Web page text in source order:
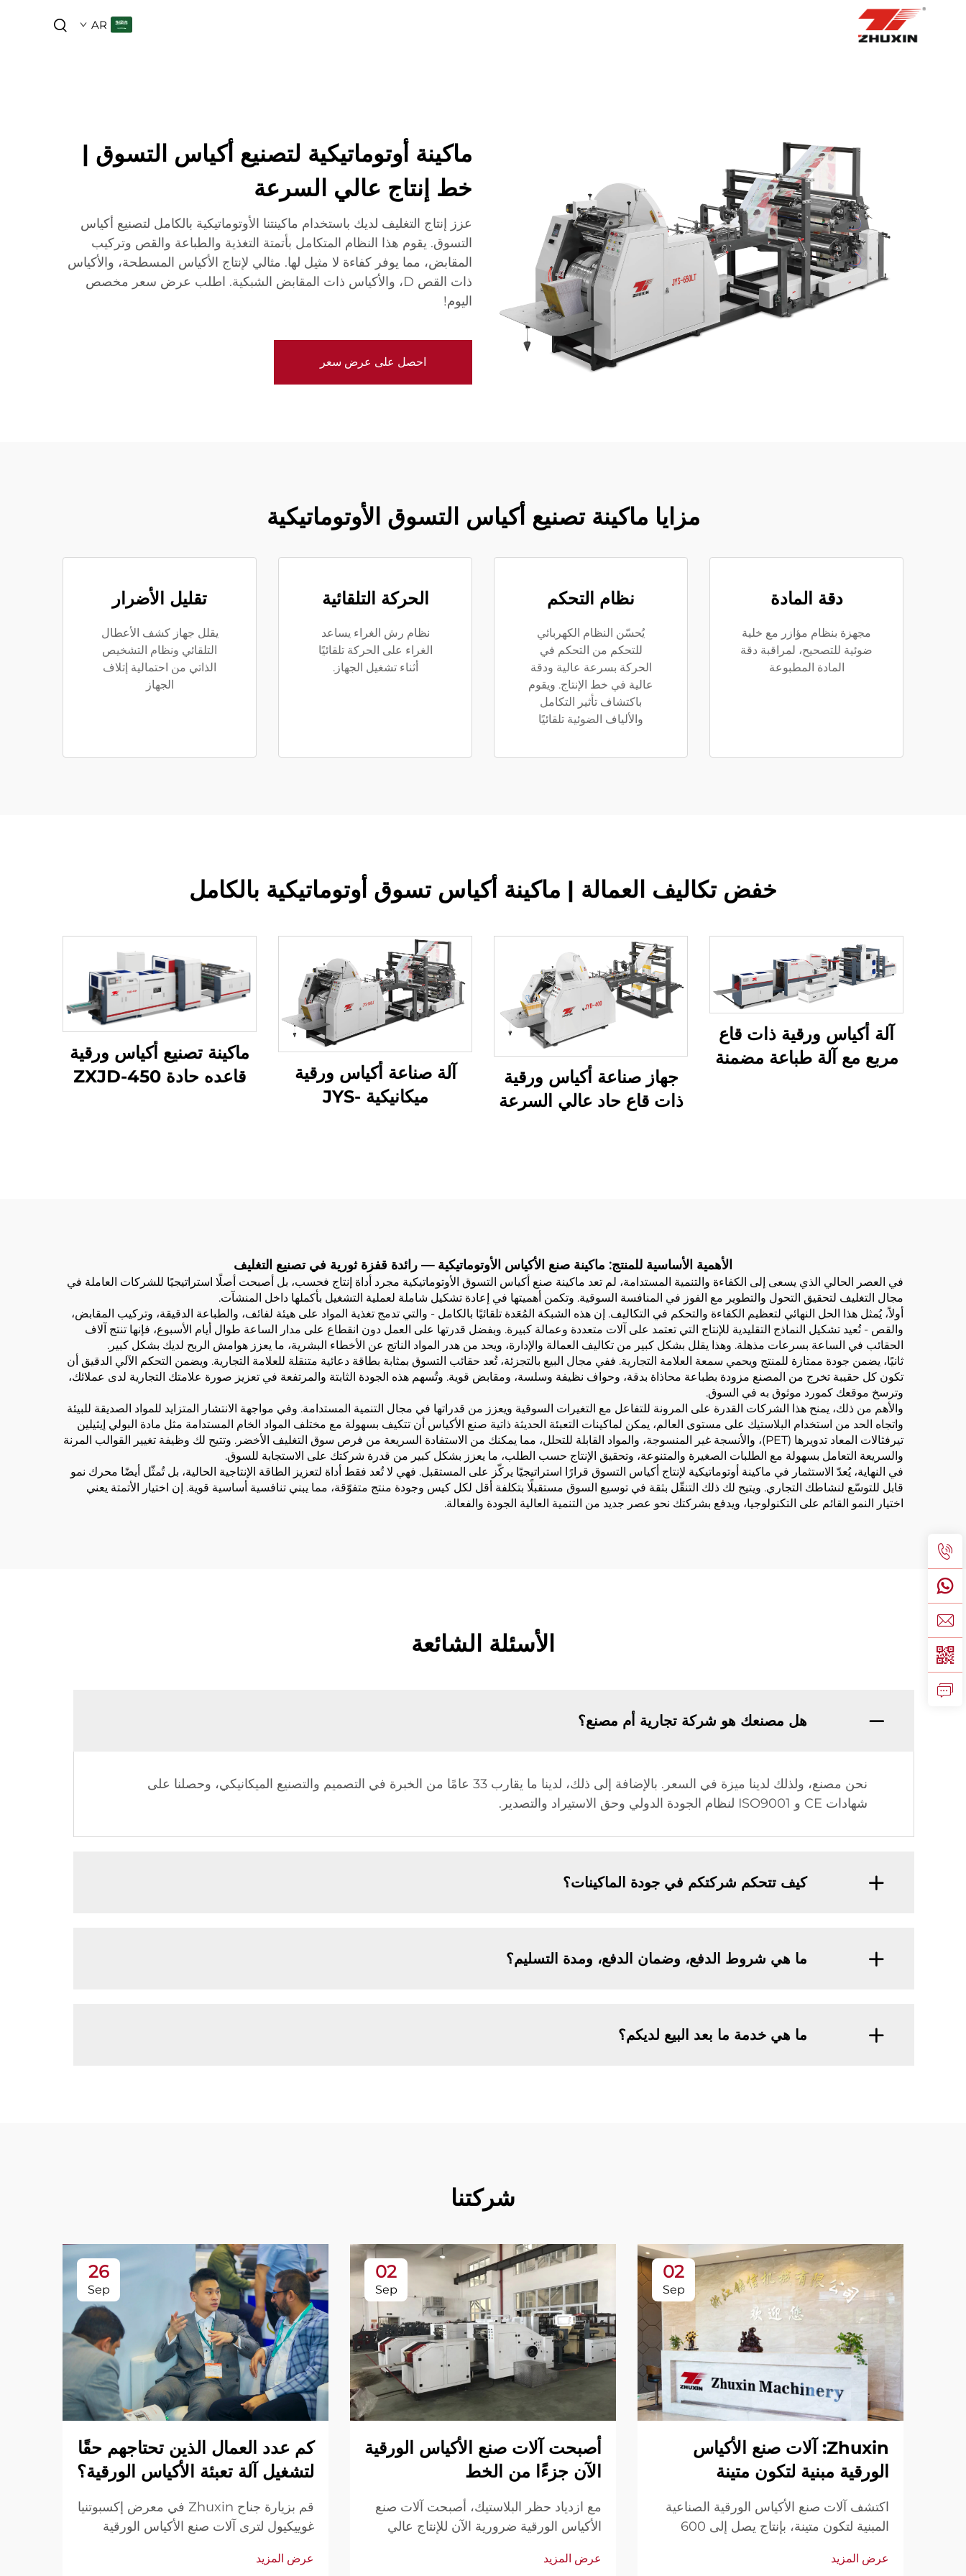
AR
ماكينة أوتوماتيكية لتصنيع أكياس التسوق |
خط إنتاج عالي السرعة
عزز إنتاج التغليف لديك باستخدام ماكينتنا الأوتوماتيكية بالكامل لتصنيع أكياس
التسوق. يقوم هذا النظام المتكامل بأتمتة التغذية والطباعة والقص وتركيب
المقابض، مما يوفر كفاءة لا مثيل لها. مثالي لإنتاج الأكياس المسطحة، والأكياس
ذات القص D، والأكياس ذات المقابض الشبكية. اطلب عرض سعر مخصص
اليوم!
احصل على عرض سعر
مزايا ماكينة تصنيع أكياس التسوق الأوتوماتيكية
دقة المادة
مجهزة بنظام مؤازر مع خلية
ضوئية للتصحيح، لمراقبة دقة
المادة المطبوعة
نظام التحكم
يُحسّن النظام الكهربائي
للتحكم من التحكم في
الحركة بسرعة عالية ودقة
عالية في خط الإنتاج. ويقوم
باكتشاف تأثير التكامل
والألياف الضوئية تلقائيًا
الحركة التلقائية
نظام رش الغراء يساعد
الغراء على الحركة تلقائيًا
أثناء تشغيل الجهاز.
تقليل الأضرار
يقلل جهاز كشف الأعطال
التلقائي ونظام التشخيص
الذاتي من احتمالية إتلاف
الجهاز
خفض تكاليف العمالة | ماكينة أكياس تسوق أوتوماتيكية بالكامل
آلة أكياس ورقية ذات قاع
مربع مع آلة طباعة مضمنة
جهاز صناعة أكياس ورقية
ذات قاع حاد عالي السرعة
آلة صناعة أكياس ورقية
ميكانيكية JYS-
ماكينة تصنيع أكياس ورقية
قاعده حادة ZXJD-450
الأهمية الأساسية للمنتج: ماكينة صنع الأكياس الأوتوماتيكية — رائدة قفزة ثورية في تصنيع التغليف
في العصر الحالي الذي يسعى إلى الكفاءة والتنمية المستدامة، لم تعد ماكينة صنع أكياس التسوق الأوتوماتيكية مجرد أداة إنتاج فحسب، بل أصبحت أصلًا استراتيجيًا للشركات العاملة في
مجال التغليف لتحقيق التحول والتطوير مع الفوز في المنافسة السوقية. وتكمن أهميتها في إعادة تشكيل شاملة لعملية التشغيل بأكملها داخل المنشآت.
أولاً، يُمثل هذا الحل النهائي لتعظيم الكفاءة والتحكم في التكاليف. إن هذه الشبكة المُعَدة تلقائيًا بالكامل - والتي تدمج تغذية المواد على هيئة لفائف، والطباعة الدقيقة، وتركيب المقابض،
والقص - تُعيد تشكيل النماذج التقليدية للإنتاج التي تعتمد على آلات متعددة وعمالة كبيرة. وبفضل قدرتها على العمل دون انقطاع على مدار الساعة طوال أيام الأسبوع، فإنها تنتج آلاف
الحقائب في الساعة بسرعات مذهلة. وهذا يقلل بشكل كبير من تكاليف العمالة والإدارة، ويحد من هدر المواد الناتج عن الأخطاء البشرية، ما يعزز هوامش الربح لديك بشكل كبير.
ثانيًا، يضمن جودة ممتازة للمنتج ويحمي سمعة العلامة التجارية. ففي مجال البيع بالتجزئة، تُعد حقائب التسوق بمثابة بطاقة دعائية متنقلة للعلامة التجارية. ويضمن التحكم الآلي الدقيق أن
تكون كل حقيبة تخرج من المصنع مزودة بطباعة محاذاة بدقة، وحواف نظيفة وسلسة، ومقابض قوية. وتُسهم هذه الجودة الثابتة والمرتفعة في تعزيز صورة علامتك التجارية لدى عملائك،
وترسخ موقعك كمورد موثوق به في السوق.
والأهم من ذلك، يمنح هذا الشركات القدرة على المرونة للتفاعل مع التغيرات السوقية ويعزز من قدراتها في مجال التنمية المستدامة. وفي مواجهة الانتشار المتزايد للمواد الصديقة للبيئة
واتجاه الحد من استخدام البلاستيك على مستوى العالم، يمكن لماكينات التعبئة الحديثة ذاتية صنع الأكياس أن تتكيف بسهولة مع مختلف المواد الخام المستدامة مثل مادة البولي إيثيلين
تيرفثالات المعاد تدويرها (PET)، والأنسجة غير المنسوجة، والمواد القابلة للتحلل، مما يمكنك من الاستفادة السريعة من فرص سوق التغليف الأخضر. وتتيح لك وظيفة تغيير القوالب المرنة
والسريعة التعامل بسهولة مع الطلبات الصغيرة والمتنوعة، وتحقيق الإنتاج حسب الطلب، ما يعزز بشكل كبير من قدرة شركتك على الاستجابة للسوق.
في النهاية، يُعدّ الاستثمار في ماكينة أوتوماتيكية لإنتاج أكياس التسوق قرارًا استراتيجيًا يركّز على المستقبل. فهي لا تُعد فقط أداة لتعزيز الطاقة الإنتاجية الحالية، بل تُمثّل أيضًا محرك نمو
قابل للتوسّع لنشاطك التجاري. ويتيح لك ذلك التنقّل بثقة في توسيع السوق مستقبلًا بتكلفة أقل لكل كيس وجودة منتج متفوّقة، مما يبني تنافسية أساسية قوية. إن اختيار الأتمتة يعني
اختيار النمو القائم على التكنولوجيا، ويدفع بشركتك نحو عصر جديد من التنمية العالية الجودة والفعالة.
الأسئلة الشائعة
هل مصنعك هو شركة تجارية أم مصنع؟
نحن مصنع، ولذلك لدينا ميزة في السعر. بالإضافة إلى ذلك، لدينا ما يقارب 33 عامًا من الخبرة في التصميم والتصنيع الميكانيكي، وحصلنا على
شهادات CE و ISO9001 لنظام الجودة الدولي وحق الاستيراد والتصدير.
كيف تتحكم شركتكم في جودة الماكينات؟
ما هي شروط الدفع، وضمان الدفع، ومدة التسليم؟
ما هي خدمة ما بعد البيع لديكم؟
شركتنا
02
Sep
Zhuxin: آلات صنع الأكياس
الورقية مبنية لتكون متينة
اكتشف آلات صنع الأكياس الورقية الصناعية
المبنية لتكون متينة، بإنتاج يصل إلى 600
وسهولة الاستخدام والصيانة المحدودة. احصل
عرض المزيد
02
Sep
أصبحت آلات صنع الأكياس الورقية
الآن جزءًا من الخط
مع ازدياد حظر البلاستيك، أصبحت آلات صنع
الأكياس الورقية ضرورية الآن للإنتاج عالي
الأوتوماتيكية اختيارية. قم بتحديث خط إنتاجك
عرض المزيد
26
Sep
كم عدد العمال الذين تحتاجهم حقًا
لتشغيل آلة تعبئة الأكياس الورقية؟
قم بزيارة جناح Zhuxin في معرض إكسبوتنيا
غوييكيول لترى آلات صنع الأكياس الورقية
وفعال من قبل مشغل واحد. شاهد العروض
عرض المزيد